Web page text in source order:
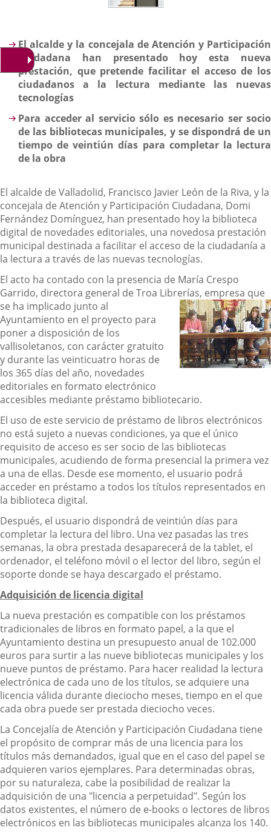
El alcalde y la concejala de Atención y Participación
Ciudadana han presentado hoy esta nueva
prestación, que pretende facilitar el acceso de los
ciudadanos a la lectura mediante las nuevas
tecnologías
Para acceder al servicio sólo es necesario ser socio
de las bibliotecas municipales, y se dispondrá de un
tiempo de veintiún días para completar la lectura
de la obra
El alcalde de Valladolid, Francisco Javier León de la Riva, y la
concejala de Atención y Participación Ciudadana, Domi
Fernández Domínguez, han presentado hoy la biblioteca
digital de novedades editoriales, una novedosa prestación
municipal destinada a facilitar el acceso de la ciudadanía a
la lectura a través de las nuevas tecnologías.
El acto ha contado con la presencia de María Crespo
Garrido, directora general de Troa Librerías, empresa que
se ha implicado junto al
Ayuntamiento en el proyecto para
poner a disposición de los
vallisoletanos, con carácter gratuito
y durante las veinticuatro horas de
los 365 días del año, novedades
editoriales en formato electrónico
accesibles mediante préstamo bibliotecario.
El uso de este servicio de préstamo de libros electrónicos
no está sujeto a nuevas condiciones, ya que el único
requisito de acceso es ser socio de las bibliotecas
municipales, acudiendo de forma presencial la primera vez
a una de ellas. Desde ese momento, el usuario podrá
acceder en préstamo a todos los títulos representados en
la biblioteca digital.
Después, el usuario dispondrá de veintiún días para
completar la lectura del libro. Una vez pasadas las tres
semanas, la obra prestada desaparecerá de la tablet, el
ordenador, el teléfono móvil o el lector del libro, según el
soporte donde se haya descargado el préstamo.
Adquisición de licencia digital
La nueva prestación es compatible con los préstamos
tradicionales de libros en formato papel, a la que el
Ayuntamiento destina un presupuesto anual de 102.000
euros para surtir a las nueve bibliotecas municipales y los
nueve puntos de préstamo. Para hacer realidad la lectura
electrónica de cada uno de los títulos, se adquiere una
licencia válida durante dieciocho meses, tiempo en el que
cada obra puede ser prestada dieciocho veces.
La Concejalía de Atención y Participación Ciudadana tiene
el propósito de comprar más de una licencia para los
títulos más demandados, igual que en el caso del papel se
adquieren varios ejemplares. Para determinadas obras,
por su naturaleza, cabe la posibilidad de realizar la
adquisición de una "licencia a perpetuidad". Según los
datos existentes, el número de e-books o lectores de libros
electrónicos en las bibliotecas municipales alcanza los 140.